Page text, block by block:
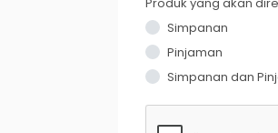
Simpanan
Pinjaman
Simpanan dan